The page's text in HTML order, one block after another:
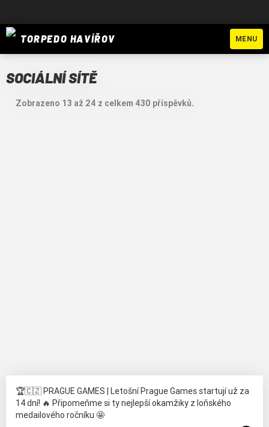
TORPEDO HAVÍŘOV MENU
SOCIÁLNÍ SÍTĚ
Zobrazeno 13 až 24 z celkem 430 příspěvků.
🏆🇨🇿 PRAGUE GAMES | Letošní Prague Games startují už za
14 dní! 🔥 Připomeňme si ty nejlepší okamžiky z loňského
medailového ročníku 🤩